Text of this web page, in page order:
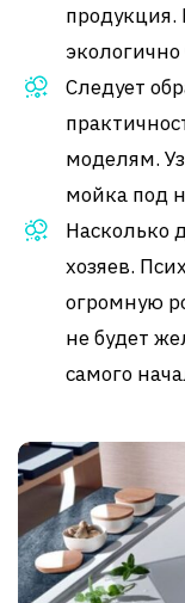
продукция.
Следует
моделям.
мойка под
Насколько
хозяев.
огромную
не будет
самого